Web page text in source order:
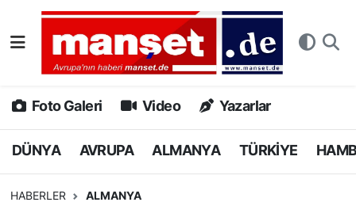
Foto Galeri Video Yazarlar
DÜNYA AVRUPA ALMANYA TÜRKİYE
HABERLER ALMANYA
DÜNYA
AVRUPA
ALMANYA
Nöbetçi Eczaneler
Hava Durumu
Namaz Vakitleri